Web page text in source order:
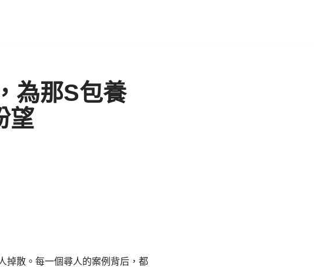
為那S包養
望
散。每一個尋人的案例背后，都